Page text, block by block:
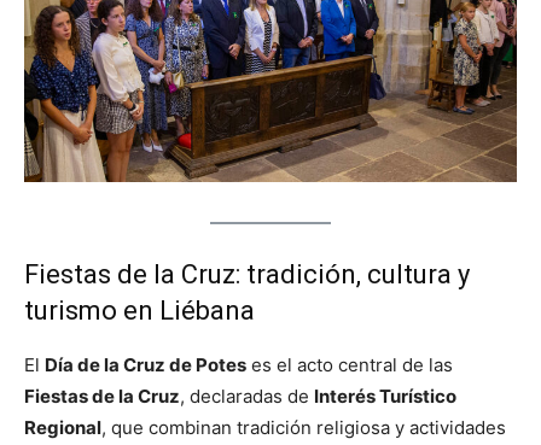
Fiestas de la Cruz: tradición, cultura y
turismo en Liébana
El Día de la Cruz de Potes es el acto central de las
Fiestas de la Cruz, declaradas de Interés Turístico
Regional, que combinan tradición religiosa y actividades